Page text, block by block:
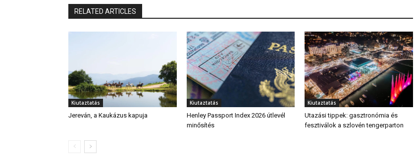
RELATED ARTICLES
Kiutaztatás
Jereván, a Kaukázus kapuja
Kiutaztatás
Henley Passport Index 2026 útlevél
minősítés
Kiutaztatás
Utazási tippek: gasztronómia és
fesztiválok a szlovén tengerparton